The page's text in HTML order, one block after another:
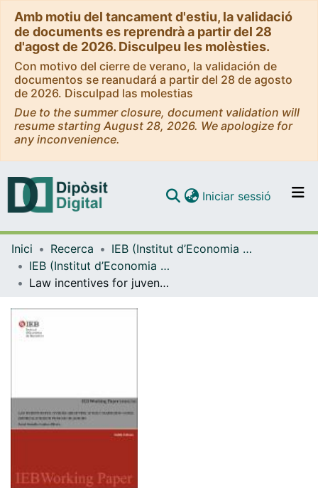
Amb motiu del tancament d'estiu, la validació
de documents es reprendrà a partir del 28
d'agost de 2026. Disculpeu les molèsties.
Con motivo del cierre de verano, la validación de
documentos se reanudará a partir del 28 de agosto
de 2026. Disculpad las molestias
Due to the summer closure, document validation will
resume starting August 28, 2026. We apologize for
any inconvenience.
Navega per tot el DD
Iniciar sessió (current)
Inici Recerca
IEB (Institut d’Economia de Barcelona)
IEB (Institut d’Economia de Barcelona) – Working Papers
Law incentives for juvenile recruiting by drug trafficking gangs: empirical evidence from Rio de Janeiro [WP]